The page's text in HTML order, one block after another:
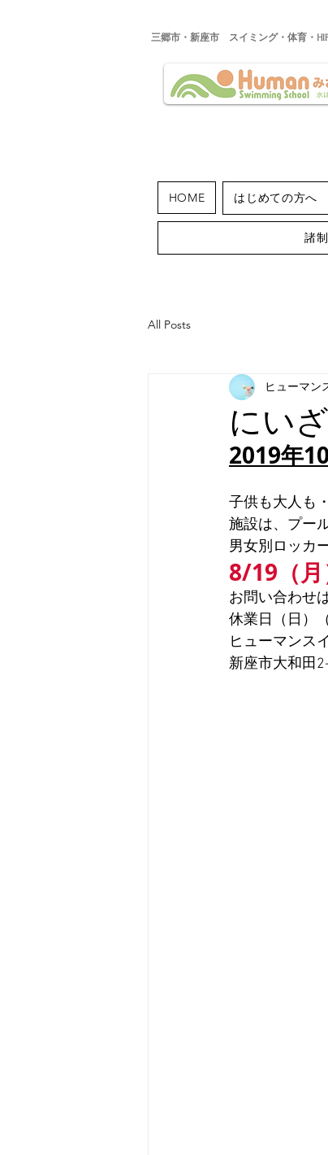
三郷市・新座市 スイミング・体育・
HOME はじめての方へ
諸
All Posts
にい
ヒューマン
2019年
子供も大人も
施設は、プー
男女別ロッカ
8/19（月
お問い合わせ
休業日（日）（
ヒューマンス
新座市大和田